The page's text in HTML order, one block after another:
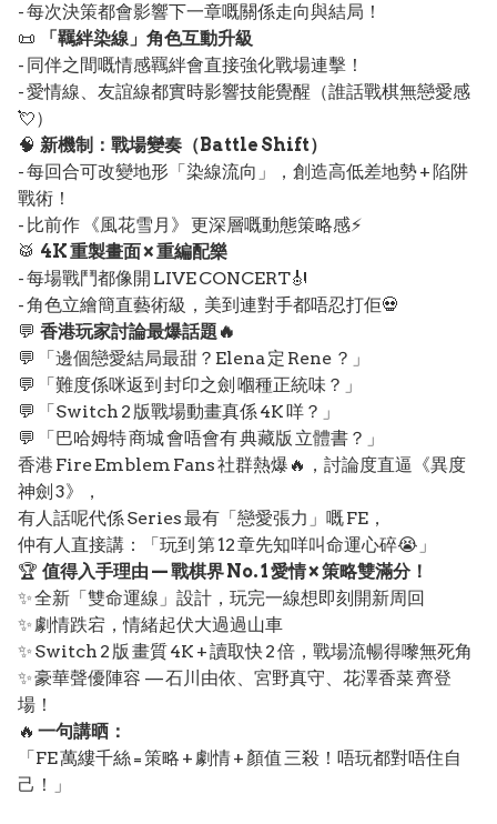
- 每次決策都會影響下一章嘅關係走向與結局！
📜
「羈絆染線」角色互動升級
- 同伴之間嘅情感羈絆會直接強化戰場連擊！
- 愛情線、友誼線都實時影響技能覺醒（誰話戰棋無戀愛感
💘）
🧠 新機制：戰場變奏（Battle Shift）
- 每回合可改變地形「染線流向」，創造高低差地勢 + 陷阱
戰術！
- 比前作 《風花雪月》 更深層嘅動態策略感⚡
🥁 4K 重製畫面 × 重編配樂
- 每場戰鬥都像開 LIVE CONCERT🎻
- 角色立繪簡直藝術級，美到連對手都唔忍打佢💀
💬 香港玩家討論最爆話題🔥
💬 「邊個戀愛結局最甜？Elena 定 Rene ？」
💬 「難度係咪返到 封印之劍 嗰種正統味？」
💬 「Switch 2 版戰場動畫真係 4K 咩？」
💬 「巴哈姆特 商城 會唔會有 典藏版 立體書？」
香港 Fire Emblem Fans 社群熱爆🔥，討論度直逼《異度
神劍 3》，
有人話呢代係 Series 最有「戀愛張力」嘅 FE，
仲有人直接講：「玩到 第 12 章先知咩叫命運心碎😭」
🏆 值得入手理由 — 戰棋界 No. 1 愛情 × 策略雙滿分！
✨ 全新「雙命運線」設計，玩完一線想即刻開新周回
✨ 劇情跌宕，情緒起伏大過過山車
✨ Switch 2 版 畫質 4K + 讀取快 2 倍，戰場流暢得嚟無死角
✨ 豪華聲優陣容 — 石川由依、宮野真守、花澤香菜 齊登
場！
🔥 一句講晒：
「FE 萬縷千絲 = 策略 + 劇情 + 顏值 三殺！唔玩都對唔住自
己！」